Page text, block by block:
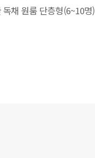
채 원룸 단층형(6~10명)